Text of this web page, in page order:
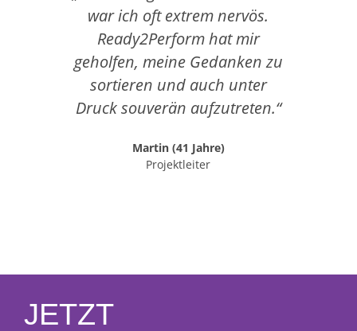
war ich oft extrem nervös.
Ready2Perform hat mir
geholfen, meine Gedanken zu
sortieren und auch unter
Druck souverän aufzutreten.“
Martin (41 Jahre)
Projektleiter
JETZT